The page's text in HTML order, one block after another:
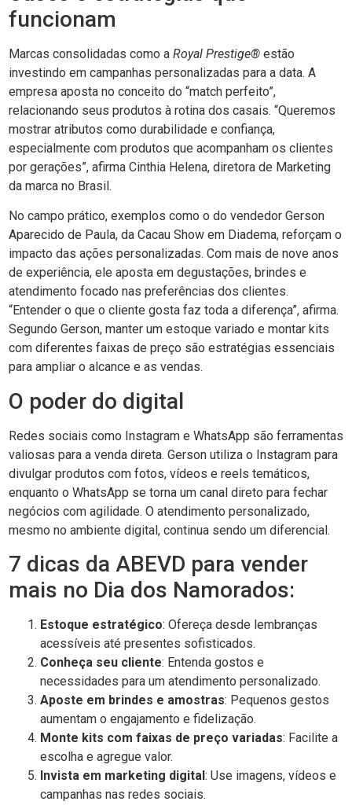
funcionam
Marcas consolidadas como a Royal Prestige® estão
investindo em campanhas personalizadas para a data. A
empresa aposta no conceito do “match perfeito”,
relacionando seus produtos à rotina dos casais. “Queremos
mostrar atributos como durabilidade e confiança,
especialmente com produtos que acompanham os clientes
por gerações”, afirma Cinthia Helena, diretora de Marketing
da marca no Brasil.
No campo prático, exemplos como o do vendedor Gerson
Aparecido de Paula, da Cacau Show em Diadema, reforçam o
impacto das ações personalizadas. Com mais de nove anos
de experiência, ele aposta em degustações, brindes e
atendimento focado nas preferências dos clientes.
“Entender o que o cliente gosta faz toda a diferença”, afirma.
Segundo Gerson, manter um estoque variado e montar kits
com diferentes faixas de preço são estratégias essenciais
para ampliar o alcance e as vendas.
O poder do digital
Redes sociais como Instagram e WhatsApp são ferramentas
valiosas para a venda direta. Gerson utiliza o Instagram para
divulgar produtos com fotos, vídeos e reels temáticos,
enquanto o WhatsApp se torna um canal direto para fechar
negócios com agilidade. O atendimento personalizado,
mesmo no ambiente digital, continua sendo um diferencial.
7 dicas da ABEVD para vender
mais no Dia dos Namorados:
Estoque estratégico: Ofereça desde lembranças
acessíveis até presentes sofisticados.
Conheça seu cliente: Entenda gostos e
necessidades para um atendimento personalizado.
Aposte em brindes e amostras: Pequenos gestos
aumentam o engajamento e fidelização.
Monte kits com faixas de preço variadas: Facilite a
escolha e agregue valor.
Invista em marketing digital : Use imagens, vídeos e
campanhas nas redes sociais.